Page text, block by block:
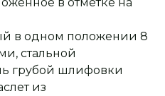
в одном положении 8
стальной
грубой шлифовки
из